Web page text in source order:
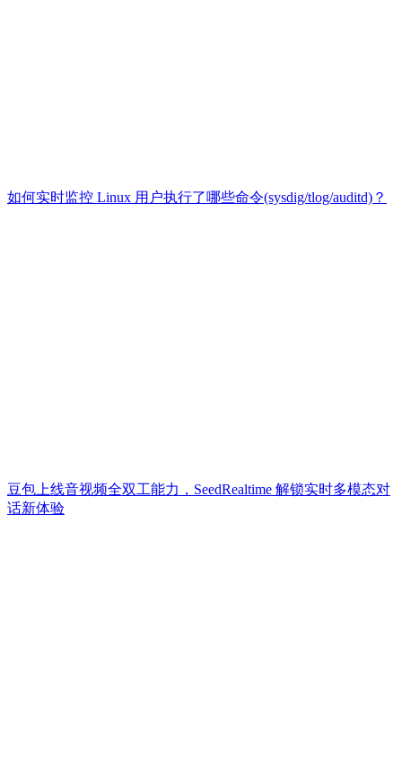
如何实时监控 Linux 用户执行了哪些命令(sysdig/tlog/auditd)？
豆包上线音视频全双工能力，SeedRealtime 解锁实时多模态对
话新体验